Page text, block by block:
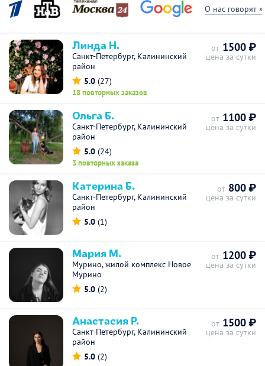
О нас говорят »
Линда Н.
Санкт-Петербург, Калининский
район
5.0 (27)
18 повторных заказов
от 1500 ₽
цена за сутки
Ольга Б.
Санкт-Петербург, Калининский
район
5.0 (24)
3 повторных заказа
от 1100 ₽
цена за сутки
Катерина Б.
Санкт-Петербург, Калининский
район
5.0 (1)
от 800 ₽
цена за сутки
Мария М.
Мурино, жилой комплекс Новое
Мурино
5.0 (2)
от 1200 ₽
цена за сутки
Анастасия Р.
Санкт-Петербург, Калининский
район
5.0 (2)
от 1500 ₽
цена за сутки